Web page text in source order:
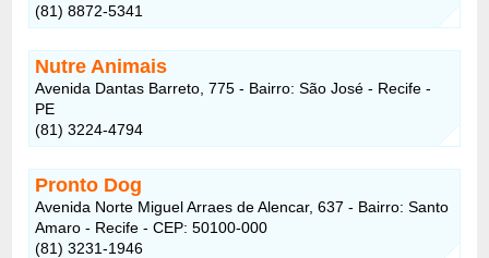
(81) 8872-5341
Nutre Animais
Avenida Dantas Barreto, 775 - Bairro: São José - Recife -
PE
(81) 3224-4794
Pronto Dog
Avenida Norte Miguel Arraes de Alencar, 637 - Bairro: Santo
Amaro - Recife - CEP: 50100-000
(81) 3231-1946